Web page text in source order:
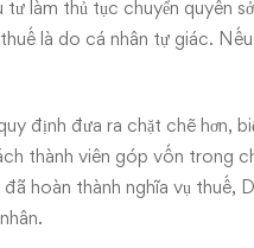
tư làm thủ tục chuyển quyền
là do cá nhân tự giác.
định đưa ra chặt chẽ hơn,
thành viên góp vốn trong
hoàn thành nghĩa vụ thuế,